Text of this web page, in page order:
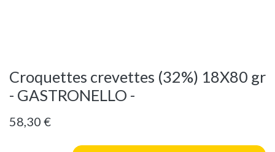
Croquettes crevettes (32%) 18X80 gr
- GASTRONELLO -
58,30 €